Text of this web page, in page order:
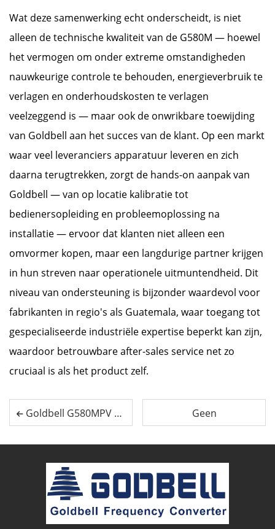
Wat deze samenwerking echt onderscheidt, is niet
alleen de technische kwaliteit van de G580M — hoewel
het vermogen om onder extreme omstandigheden
nauwkeurige controle te behouden, energieverbruik te
verlagen en onderhoudskosten te verlagen
veelzeggend is — maar ook de onwrikbare toewijding
van Goldbell aan het succes van de klant. Op een markt
waar veel leveranciers apparatuur leveren en zich
daarna terugtrekken, zorgt de hands-on aanpak van
Goldbell — van op locatie kalibratie tot
bedienersopleiding en probleemoplossing na
installatie — ervoor dat klanten niet alleen een
omvormer kopen, maar een langdurige partner krijgen
in hun streven naar operationele uitmuntendheid. Dit
niveau van ondersteuning is bijzonder waardevol voor
fabrikanten in regio's als Guatemala, waar toegang tot
gespecialiseerde industriële expertise beperkt kan zijn,
waardoor betrouwbare after-sales service net zo
cruciaal is als het product zelf.
Goldbell G580MPV Solar Water Pump Inverter lost ALS-fout op voor Zambische klant Geen